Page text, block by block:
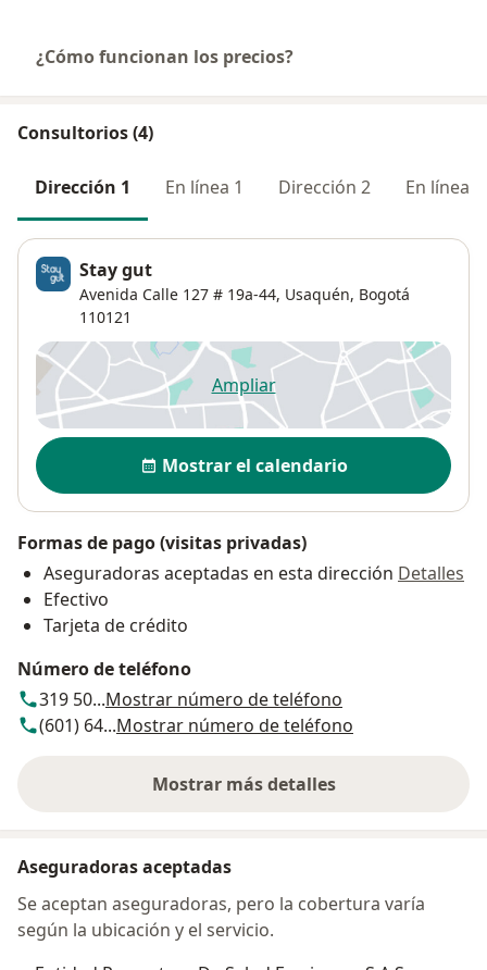
¿Cómo funcionan los precios?
Consultorios (4)
Dirección 1 En línea 1 Dirección 2 En línea 2
Stay gut
Avenida Calle 127 # 19a-44, Usaquén, Bogotá
110121
Ampliarse abre en una nueva
Disponibilidad
Mostrar el calendario
Formas de pago (visitas privadas)
Aseguradoras aceptadas en esta dirección Detalles
Efectivo
Tarjeta de crédito
Número de teléfono
319 50...Mostrar número de teléfono
(601) 64...Mostrar número de teléfono
Mostrar más detalles
sobre la dirección
Aseguradoras aceptadas
Se aceptan aseguradoras, pero la cobertura varía
según la ubicación y el servicio.